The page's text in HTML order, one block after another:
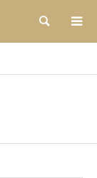
検索